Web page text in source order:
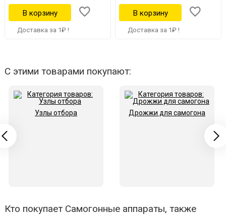
Доставка за 1₽ ! Доставка за 1₽ !
С этими товарами покупают:
Узлы отбора Дрожжи для самогона
Кто покупает Самогонные аппараты, также